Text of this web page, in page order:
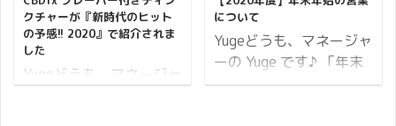
分のポイントが付与され
ま ...
催いたします。 その名も
「CBDMANiA ポイント
2 ...
どれを選べばいいのかわ
からない」というお声を
よくいただきます。 液体
を水蒸気化させられるな
道端アンジェリカさんが
自身の乾癬を公表した
り、ヒャダインさんが乾
癬のテーマソング「晴れ
クチャーが『新時代のヒット
の予感!! 2020』で紹介されま
した
Yugeどうも、マネージャ
について
Yugeどうも、マネージャ
ーの Yuge です♪ 「年末
年始の営業時間などを教